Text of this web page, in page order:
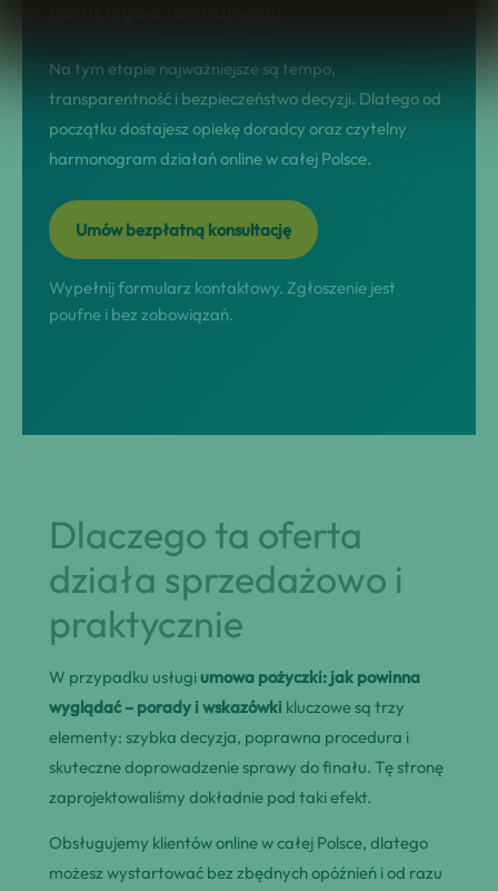
Na tym etapie najważniejsze są tempo,
transparentność i bezpieczeństwo decyzji. Dlatego od
początku dostajesz opiekę doradcy oraz czytelny
harmonogram działań online w całej Polsce.
Umów bezpłatną konsultację
Wypełnij formularz kontaktowy. Zgłoszenie jest
poufne i bez zobowiązań.
Dlaczego ta oferta
działa sprzedażowo i
praktycznie
W przypadku usługi umowa pożyczki: jak powinna
wyglądać – porady i wskazówki kluczowe są trzy
elementy: szybka decyzja, poprawna procedura i
skuteczne doprowadzenie sprawy do finału. Tę stronę
zaprojektowaliśmy dokładnie pod taki efekt.
Obsługujemy klientów online w całej Polsce, dlatego
możesz wystartować bez zbędnych opóźnień i od razu